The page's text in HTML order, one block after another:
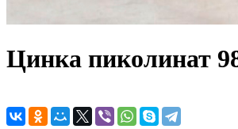
Цинка пиколинат